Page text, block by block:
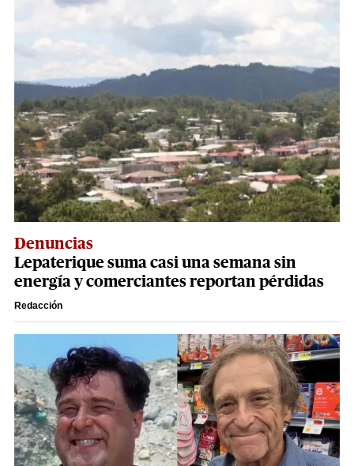
Denuncias
Lepaterique suma casi una semana sin
energía y comerciantes reportan pérdidas
Redacción